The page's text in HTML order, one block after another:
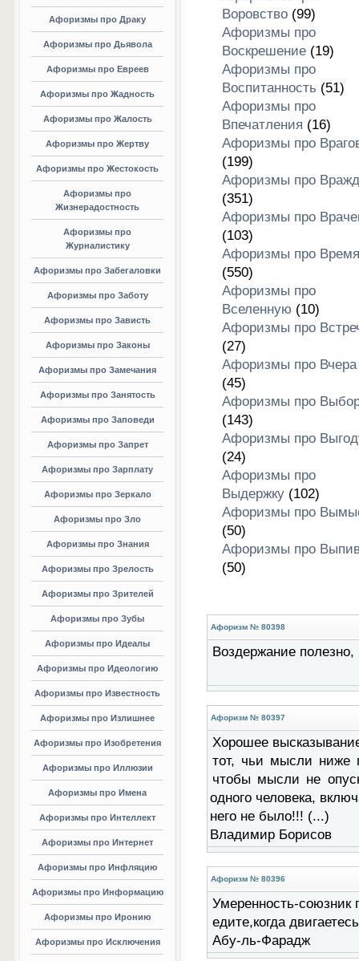
Афоризмы про Драку
Афоризмы про Дьявола
Афоризмы про Евреев
Афоризмы про Жадность
Афоризмы про Жалость
Афоризмы про Жертву
Афоризмы про Жестокость
Афоризмы про
Жизнерадостность
Афоризмы про
Журналистику
Афоризмы про Забегаловки
Афоризмы про Заботу
Афоризмы про Зависть
Афоризмы про Законы
Афоризмы про Замечания
Афоризмы про Занятость
Афоризмы про Заповеди
Афоризмы про Запрет
Афоризмы про Зарплату
Афоризмы про Зеркало
Афоризмы про Зло
Афоризмы про Знания
Афоризмы про Зрелость
Афоризмы про Зрителей
Афоризмы про Зубы
Афоризмы про Идеалы
Афоризмы про Идеологию
Афоризмы про Известность
Афоризмы про Излишнее
Афоризмы про Изобретения
Афоризмы про Иллюзии
Афоризмы про Имена
Афоризмы про Интеллект
Афоризмы про Интернет
Афоризмы про Инфляцию
Афоризмы про Информацию
Афоризмы про Иронию
Афоризмы про Исключения
Воровство(99)
Афоризмы про
Воскрешение(19)
Афоризмы про
Воспитанность (51)
Афоризмы про
Впечатления (16)
Афоризмы про
(199)
Афоризмы про
(351)
Афоризмы про
(103)
Афоризмы про Время
(550)
Афоризмы про
Вселенную (10)
Афоризмы про
(27)
Афоризмы про Вчера
(45)
Афоризмы про
(143)
Афоризмы про
(24)
Афоризмы про
Выдержку(102)
Афоризмы про
(50)
Афоризмы про
(50)
Афоризм № 80398
Воздержание
Афоризм № 80397
Хорошее
тот, чьи мысли ниже
чтобы мысли не
одного человека,
него не было!!! (...)
Владимир Борисов
Афоризм № 80396
Умеренность-союзник
едите,когда
Абу-ль-Фарадж